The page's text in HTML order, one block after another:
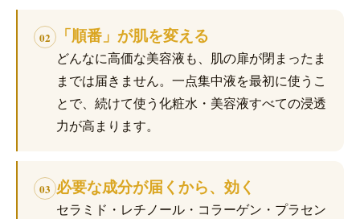
02 「順番」が肌を変える
どんなに高価な美容液も、肌の扉が閉まったま
までは届きません。一点集中液を最初に使うこ
とで、続けて使う化粧水・美容液すべての浸透
力が高まります。
03 必要な成分が届くから、効く
セラミド・レチノール・コラーゲン・プラセン